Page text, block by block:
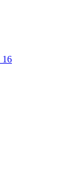
16